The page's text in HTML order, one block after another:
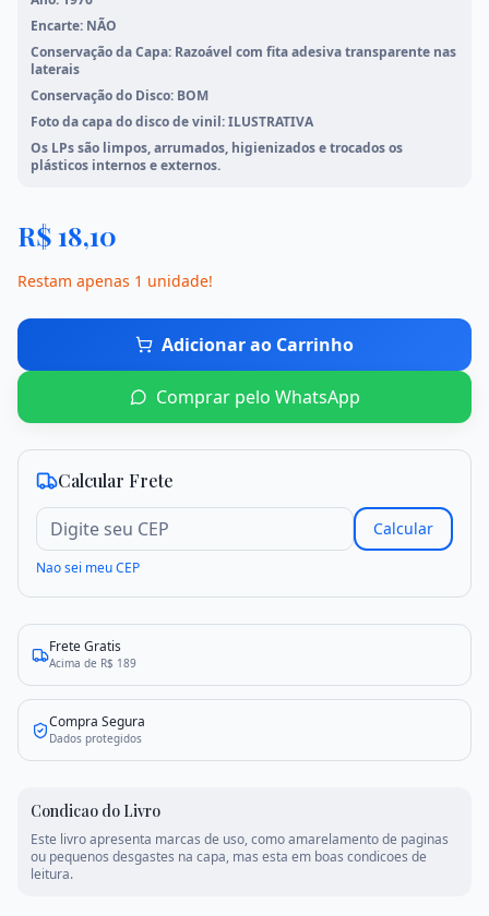
Mangás Meio Ambiente
Mato Grosso
Ver todos os livros
Início
Contato
Criar conta
Encarte: NÃO
Conservação da Capa: Razoável com fita adesiva transparente nas
laterais
Conservação do Disco: BOM
Foto da capa do disco de vinil: ILUSTRATIVA
Os LPs são limpos, arrumados, higienizados e trocados os
plásticos internos e externos.
R$18,10
Restam apenas 1 unidade!
Adicionar ao Carrinho
Comprar pelo WhatsApp
Calcular Frete
Calcular
Nao sei meu CEP
Frete Gratis
Acima de R$ 189
Compra Segura
Dados protegidos
Condicao do Livro
Este livro apresenta marcas de uso, como amarelamento de paginas
ou pequenos desgastes na capa, mas esta em boas condicoes de
leitura.